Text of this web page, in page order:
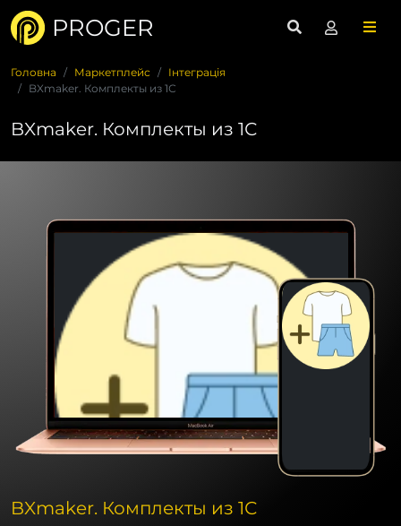
PROGER
Головна Маркетплейс
Інтеграція
BXmaker. Комплекты из 1С
BXmaker. Комплекты из 1С
BXmaker. Комплекты из 1С